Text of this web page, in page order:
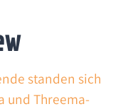
standen sich
und Threema-